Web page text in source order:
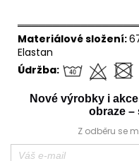
Materiálové složení:
Elastan
Údržba:
Nové výrobky i
obraze –
Z odběru se